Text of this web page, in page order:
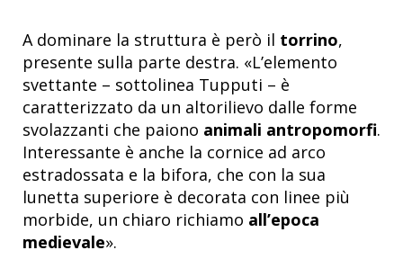
A dominare la struttura è però il torrino,
presente sulla parte destra. «L’elemento
svettante – sottolinea Tupputi – è
caratterizzato da un altorilievo dalle forme
svolazzanti che paiono animali antropomorfi.
Interessante è anche la cornice ad arco
estradossata e la bifora, che con la sua
lunetta superiore è decorata con linee più
morbide, un chiaro richiamo all’epoca
medievale».